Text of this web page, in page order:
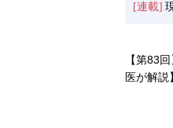
[連載]
【第83
医が解説】